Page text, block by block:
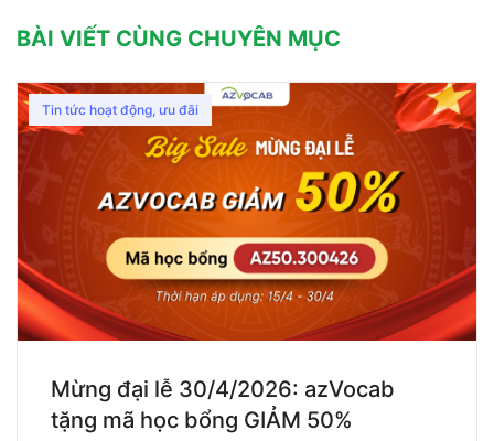
BÀI VIẾT CÙNG CHUYÊN MỤC
Tin tức hoạt động, ưu đãi
Mừng đại lễ 30/4/2026: azVocab
tặng mã học bổng GIẢM 50%